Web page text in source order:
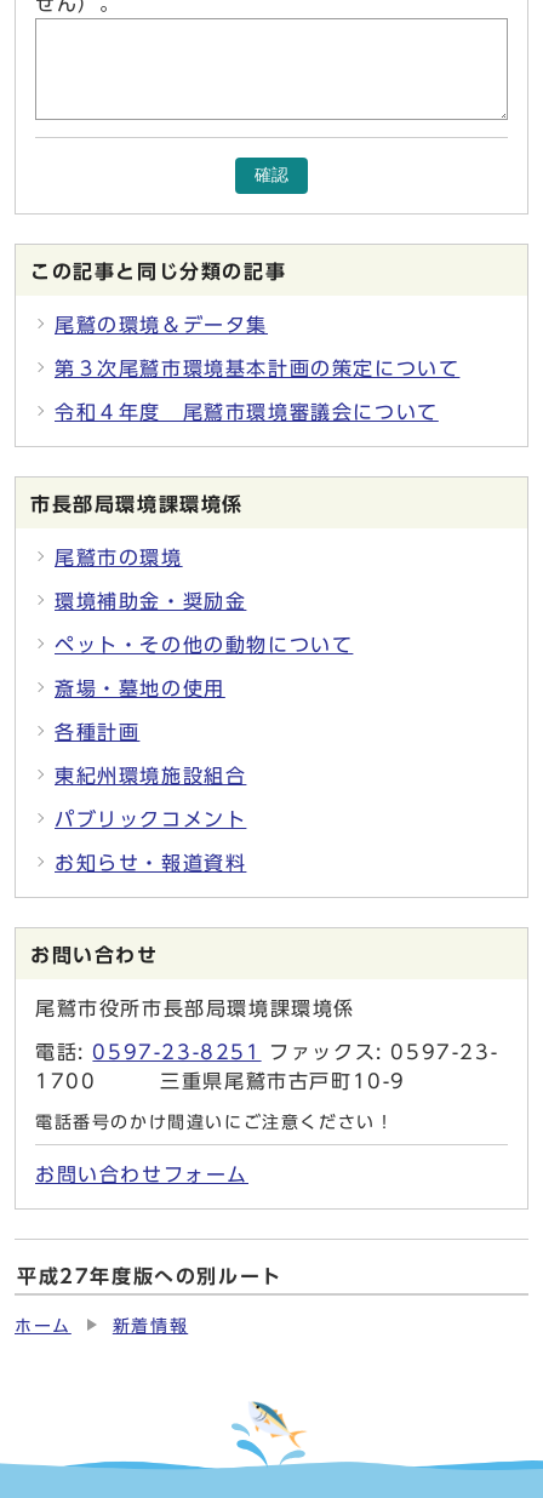
確認
この記事と同じ分類の記事
尾鷲の環境＆データ集
第３次尾鷲市環境基本計画の策定について
令和４年度 尾鷲市環境審議会について
市長部局環境課環境係
尾鷲市の環境
環境補助金・奨励金
ペット・その他の動物について
斎場・墓地の使用
各種計画
東紀州環境施設組合
パブリックコメント
お知らせ・報道資料
お問い合わせ
尾鷲市役所市長部局環境課環境係
電話: 0597-23-8251
ファックス: 0597-23-
1700 三重県尾鷲市古戸町10-9
電話番号のかけ間違いにご注意ください！
お問い合わせフォーム
平成27年度版への別ルート
ホーム 新着情報